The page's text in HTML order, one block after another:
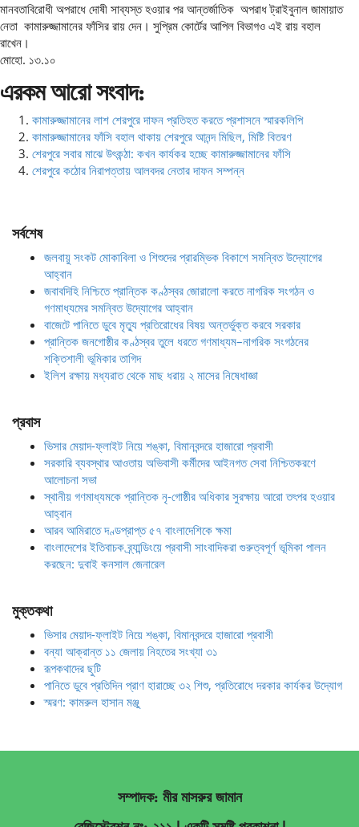
মানবতাবিরোধী অপরাধে দোষী সাব্যস্ত হওয়ার পর আন্তর্জাতিক অপরাধ ট্রাইবুনাল জামায়াত
নেতা কামারুজ্জামানের ফাঁসির রায় দেন। সুপ্রিম কোর্টের আপিল বিভাগও এই রায় বহাল
রাখেন।
মোহো. ১৩.১০
এরকম আরো সংবাদ:
কামারুজ্জামানের লাশ শেরপুরে দাফন প্রতিহত করতে প্রশাসনে স্মারকলিপি
কামারুজ্জামানের ফাঁসি বহাল থাকায় শেরপুরে আনন্দ মিছিল, মিষ্টি বিতরণ
শেরপুরে সবার মাঝে উৎকন্ঠা: কখন কার্যকর হচ্ছে কামারুজ্জামানের ফাঁসি
শেরপুরে কঠোর নিরাপত্তায় আলবদর নেতার দাফন সম্পন্ন
সর্বশেষ
জলবায়ু সংকট মোকাবিলা ও শিশুদের প্রারম্ভিক বিকাশে সমন্বিত উদ্যোগের
আহ্বান
জবাবদিহি নিশ্চিতে প্রান্তিক কণ্ঠস্বর জোরালো করতে নাগরিক সংগঠন ও
গণমাধ্যমের সমন্বিত উদ্যোগের আহ্বান
বাজেটে পানিতে ডুবে মৃত্যু প্রতিরোধের বিষয় অন্তর্ভুক্ত করবে সরকার
প্রান্তিক জনগোষ্ঠীর কণ্ঠস্বর তুলে ধরতে গণমাধ্যম–নাগরিক সংগঠনের
শক্তিশালী ভূমিকার তাগিদ
ইলিশ রক্ষায় মধ্যরাত থেকে মাছ ধরায় ২ মাসের নিষেধাজ্ঞা
প্রবাস
ভিসার মেয়াদ-ফ্লাইট নিয়ে শঙ্কা, বিমানবন্দরে হাজারো প্রবাসী
সরকারি ব্যবস্থার আওতায় অভিবাসী কর্মীদের আইনগত সেবা নিশ্চিতকরণে
আলোচনা সভা
স্থানীয় গণমাধ্যমকে প্রান্তিক নৃ-গোষ্ঠীর অধিকার সুরক্ষায় আরো তৎপর হওয়ার
আহ্বান
আরব আমিরাতে দণ্ডপ্রাপ্ত ৫৭ বাংলাদেশিকে ক্ষমা
বাংলাদেশের ইতিবাচক ব্র্যান্ডিংয়ে প্রবাসী সাংবাদিকরা গুরুত্বপূর্ণ ভূমিকা পালন
করছেন: দুবাই কনসাল জেনারেল
মুক্তকথা
ভিসার মেয়াদ-ফ্লাইট নিয়ে শঙ্কা, বিমানবন্দরে হাজারো প্রবাসী
বন্যা আক্রান্ত ১১ জেলায় নিহতের সংখ্যা ৩১
রূপকথাদের ছুটি
পানিতে ডুবে প্রতিদিন প্রাণ হারাচ্ছে ৩২ শিশু, প্রতিরোধে দরকার কার্যকর উদ্যোগ
স্মরণ: কামরুল হাসান মঞ্জু
সম্পাদক: মীর মাসরুর জামান